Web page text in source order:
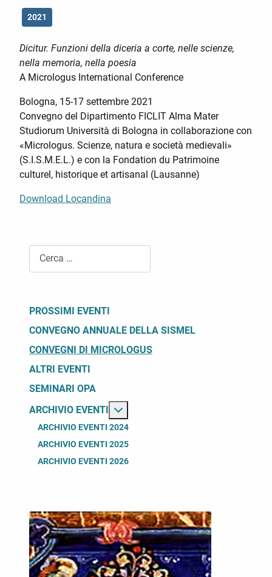
2021
Dicitur. Funzioni della diceria a corte, nelle scienze,
nella memoria, nella poesia
A Micrologus International Conference
Bologna, 15-17 settembre 2021
Convegno del Dipartimento FICLIT Alma Mater
Studiorum Università di Bologna in collaborazione con
«Micrologus. Scienze, natura e società medievali»
(S.I.S.M.E.L.) e con la Fondation du Patrimoine
culturel, historique et artisanal (Lausanne)
Download Locandina
PROSSIMI EVENTI
CONVEGNO ANNUALE DELLA SISMEL
CONVEGNI DI MICROLOGUS
ALTRI EVENTI
SEMINARI OPA
ARCHIVIO EVENTI
ARCHIVIO EVENTI 2024
ARCHIVIO EVENTI 2025
ARCHIVIO EVENTI 2026